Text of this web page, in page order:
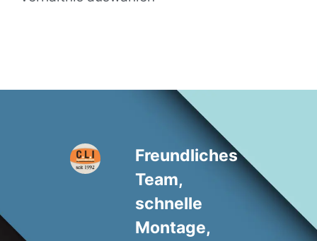
Freundliches
Team,
schnelle
Montage,